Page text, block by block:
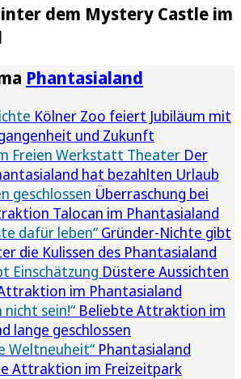
dem Mystery Castle im
Phantasialand
Kölner Zoo feiert Jubiläum mit
und Zukunft
Freien Werkstatt Theater Der
hat bezahlten Urlaub
geschlossen Überraschung bei
Talocan im Phantasialand
dafür leben“ Gründer-Nichte gibt
die Kulissen des Phantasialand
Einschätzung Düstere Aussichten
im Phantasialand
nicht sein!“ Beliebte Attraktion im
lange geschlossen
Weltneuheit“ Phantasialand
Attraktion im Freizeitpark